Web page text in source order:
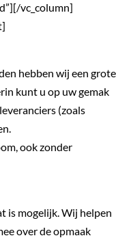
vc_column]
hebben wij een grote
kunt u op uw gemak
(zoals
ook zonder
is mogelijk. Wij helpen
over de opmaak